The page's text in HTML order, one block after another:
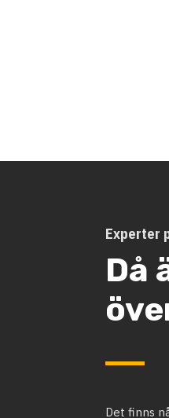
Experter
Då
Det finns